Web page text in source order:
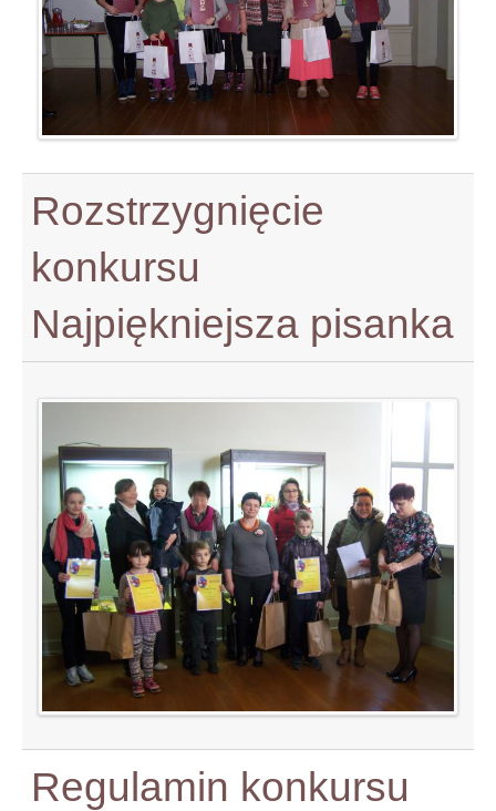
Rozstrzygnięcie
konkursu
Najpiękniejsza pisanka
Regulamin konkursu